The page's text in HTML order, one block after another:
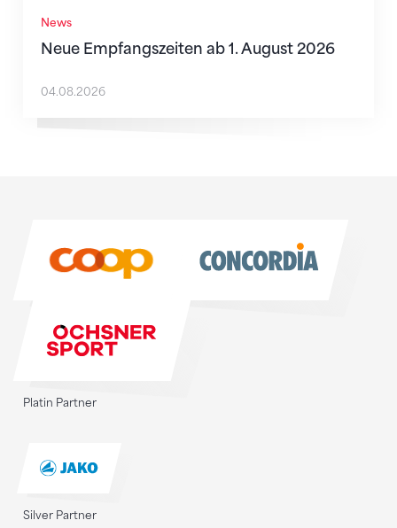
News
Neue Empfangszeiten ab 1. August 2026
04.08.2026
Platin Partner
Silver Partner